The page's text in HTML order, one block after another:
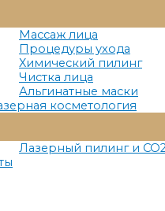
Меню
Массаж лица
Процедуры ухода
Химический пилинг
Чистка лица
Альгинатные маски
косметология
Меню
Лазерный пилинг и